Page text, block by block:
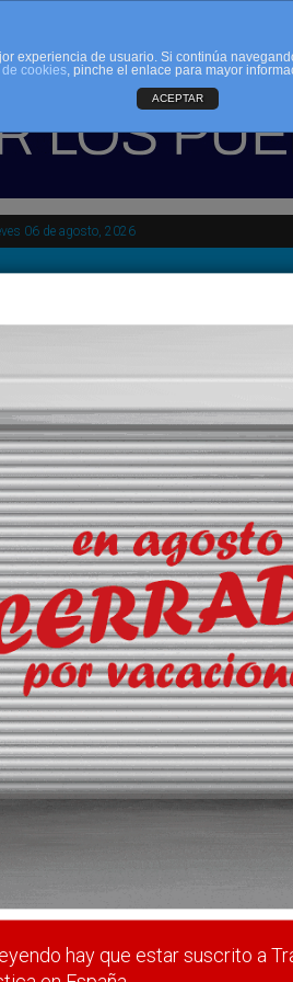
06 de agosto, 2026
PAÍS VASCO ESPAÑA
Manuel Cid Diaz invertirá 8
a Transporte XXI, el
Nombre de usuario (elija un
experiencia de usuario. Si continúa
cookies, pinche el enlace para mayor
ACEPTAR
hay que estar suscrito a